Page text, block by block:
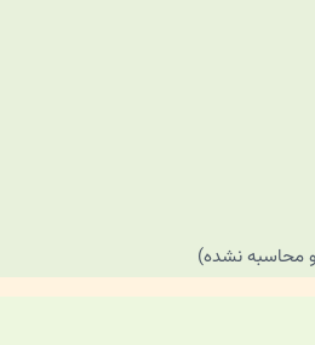
محاسبه نشده)